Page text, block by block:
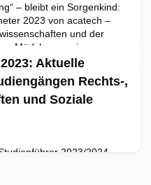
– bleibt ein Sorgenkind:
2023 von acatech –
und der
Mädchen sowie neu
Bei
deutsche Hochschulen und
Aktuelle
Rechts-,
und Soziale
2023/2024